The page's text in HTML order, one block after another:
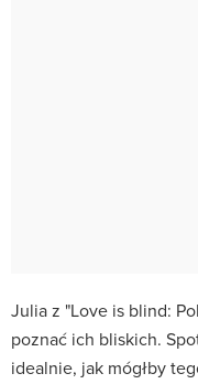
Julia z "Love is blind:
poznać ich bliskich.
idealnie, jak mógłby